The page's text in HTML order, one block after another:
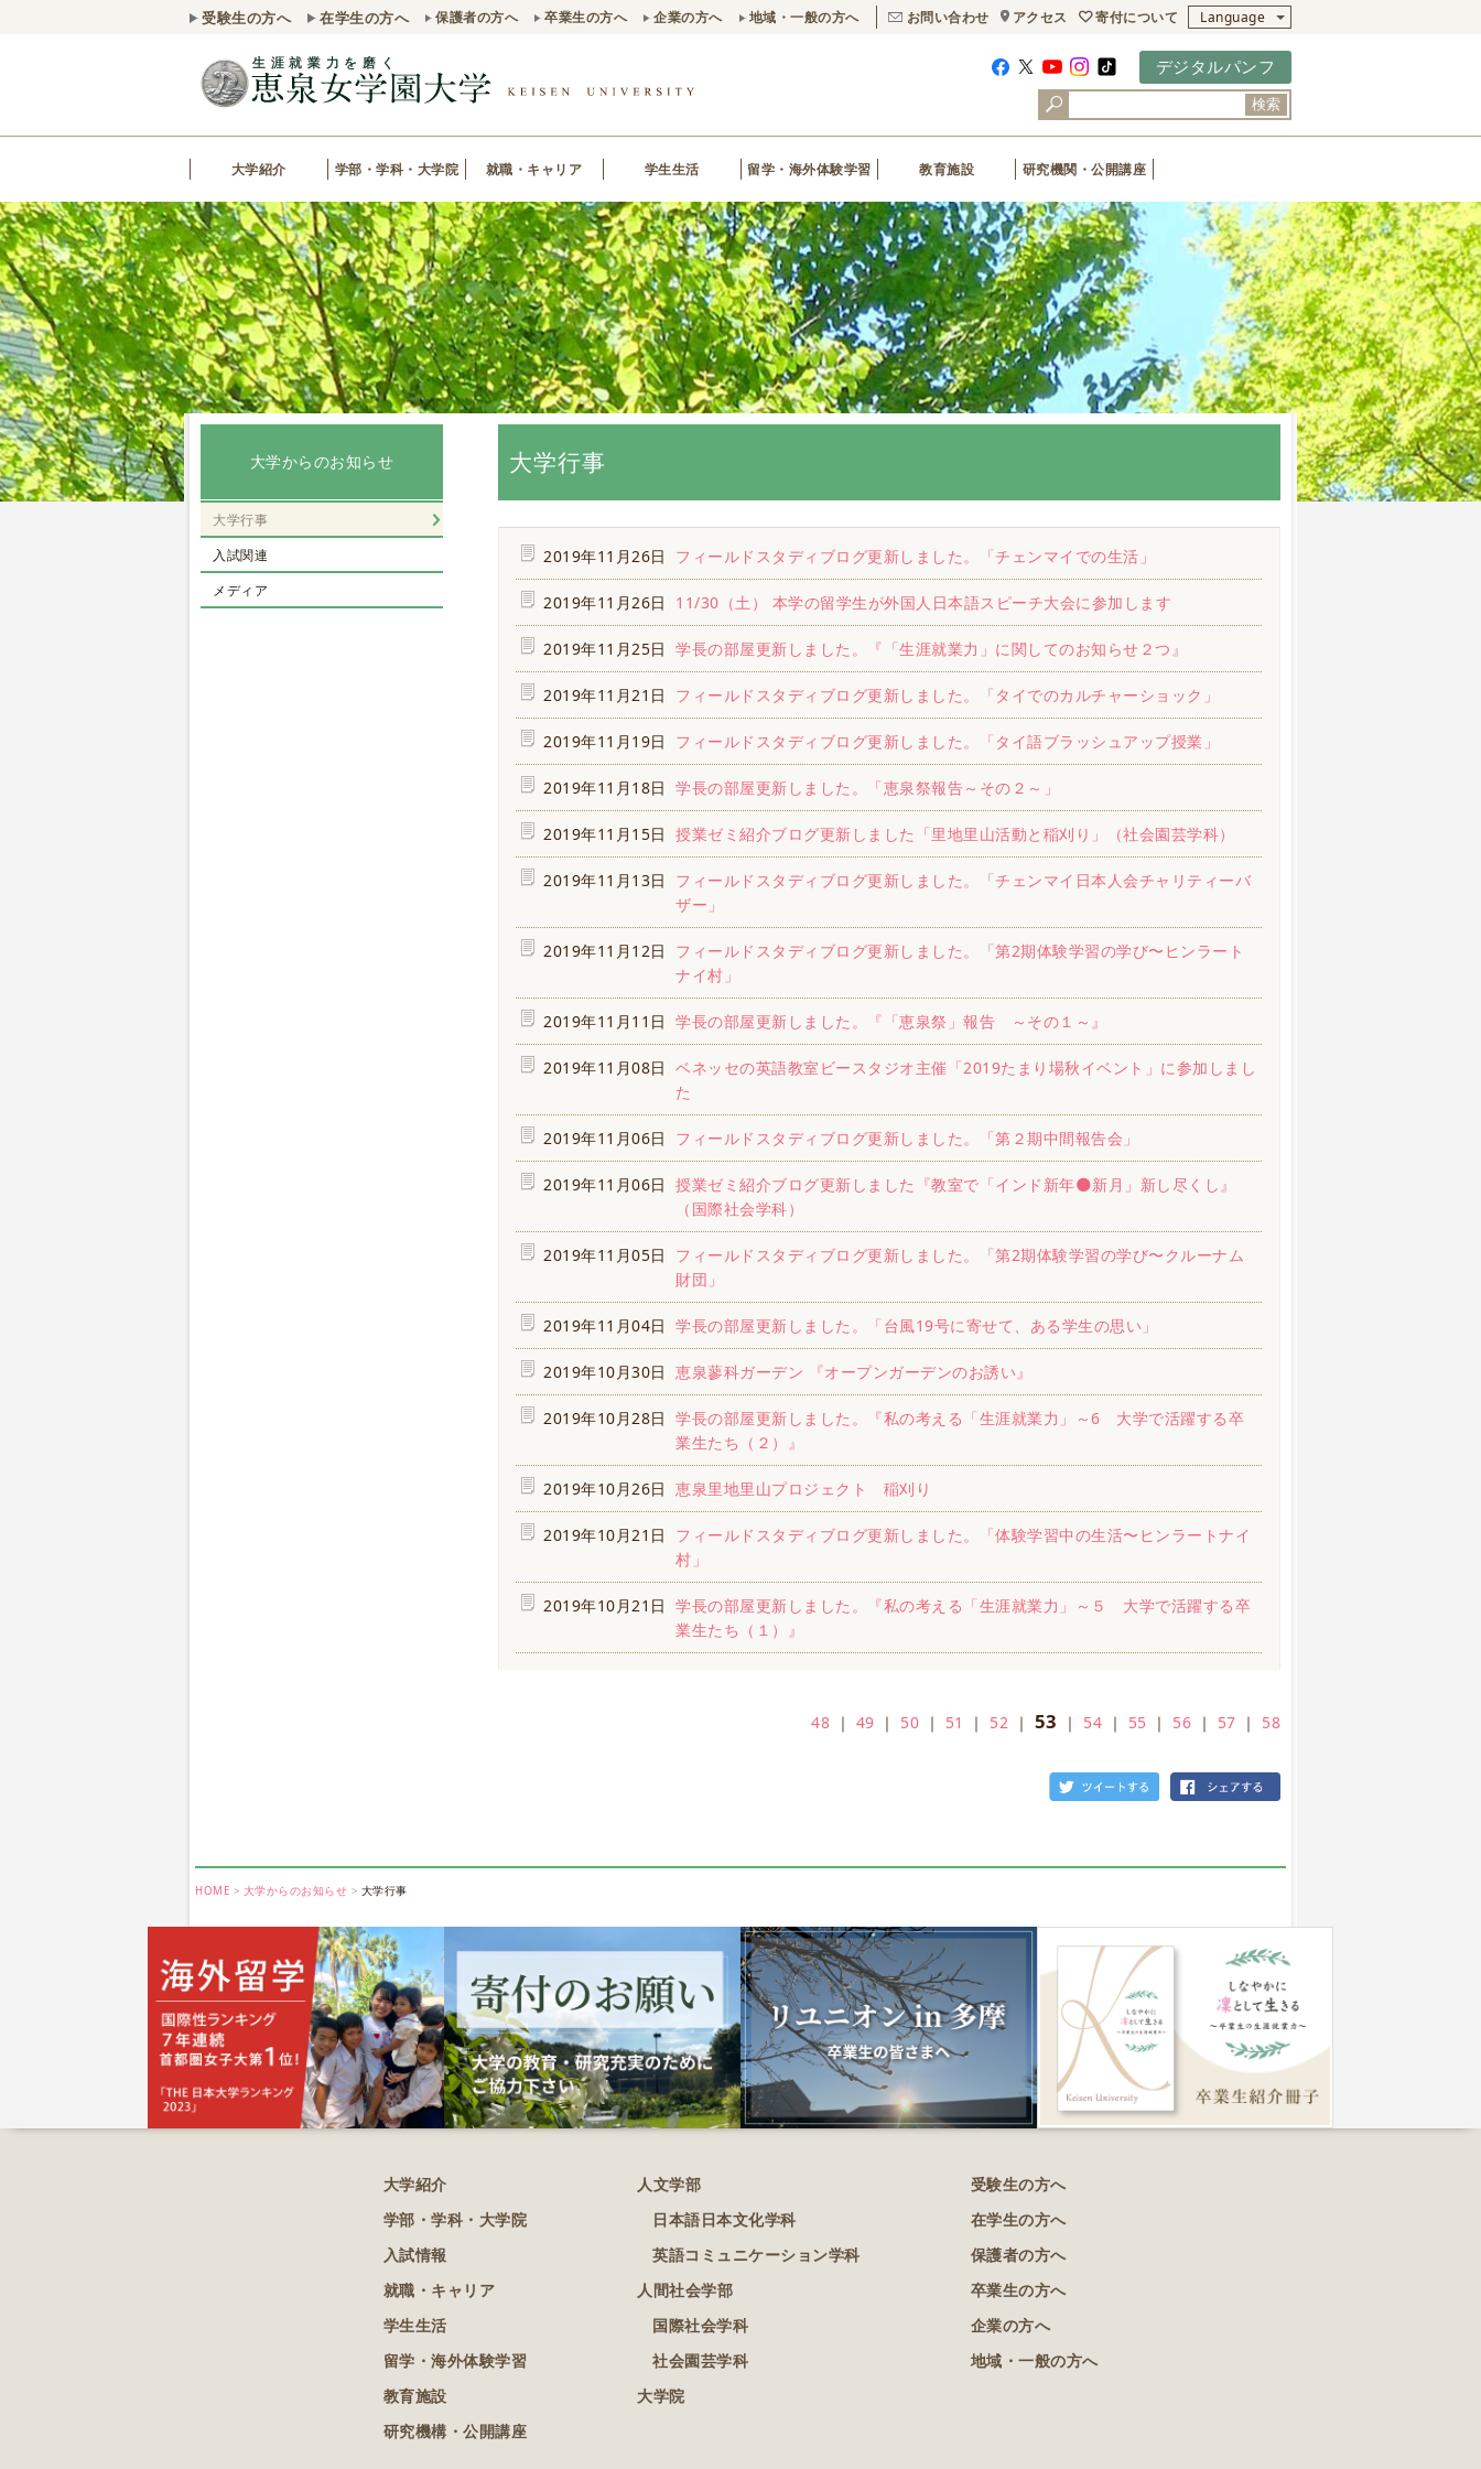
受験生の方へ 在学生の方へ 保護者の方へ 卒業生の方へ 企業の方へ 地域・一般の方へ お問い合わせ アクセス 寄付について Language
デジタルパンフ
検索
大学紹介 学部・学科・大学院 就職・キャリア 学生生活 留学・海外体験学習 教育施設 研究機関・公開講座
大学行事
2019年11月26日 フィールドスタディブログ更新しました。「チェンマイでの生活」
2019年11月26日 11/30（土） 本学の留学生が外国人日本語スピーチ大会に参加します
2019年11月25日 学長の部屋更新しました。『「生涯就業力」に関してのお知らせ２つ』
2019年11月21日 フィールドスタディブログ更新しました。「タイでのカルチャーショック」
2019年11月19日 フィールドスタディブログ更新しました。「タイ語ブラッシュアップ授業」
2019年11月18日 学長の部屋更新しました。「恵泉祭報告～その２～」
2019年11月15日 授業ゼミ紹介ブログ更新しました「里地里山活動と稲刈り」（社会園芸学科）
2019年11月13日
フィールドスタディブログ更新しました。「チェンマイ日本人会チャリティーバ
ザー」
2019年11月12日
フィールドスタディブログ更新しました。「第2期体験学習の学び〜ヒンラート
ナイ村」
2019年11月11日 学長の部屋更新しました。『「恵泉祭」報告 ～その１～』
2019年11月08日 ベネッセの英語教室ビースタジオ主催「2019たまり場秋イベント」に参加しまし
た
2019年11月06日 フィールドスタディブログ更新しました。「第２期中間報告会」
2019年11月06日 授業ゼミ紹介ブログ更新しました『教室で「インド新年🌑新月」新し尽くし』
（国際社会学科）
2019年11月05日
フィールドスタディブログ更新しました。「第2期体験学習の学び〜クルーナム
財団」
2019年11月04日 学長の部屋更新しました。「台風19号に寄せて、ある学生の思い」
2019年10月30日 恵泉蓼科ガーデン 『オープンガーデンのお誘い』
2019年10月28日 学長の部屋更新しました。『私の考える「生涯就業力」～6 大学で活躍する卒
業生たち（２）』
2019年10月26日 恵泉里地里山プロジェクト 稲刈り
2019年10月21日
フィールドスタディブログ更新しました。「体験学習中の生活〜ヒンラートナイ
村」
2019年10月21日 学長の部屋更新しました。『私の考える「生涯就業力」～５ 大学で活躍する卒
業生たち（１）』
48 ｜ 49 ｜ 50 ｜ 51 ｜ 52 ｜ 53 ｜ 54 ｜ 55 ｜ 56 ｜ 57 ｜ 58
大学からのお知らせ
大学行事
入試関連
メディア
HOME 大学からのお知らせ 大学行事
大学紹介
学部・学科・大学院
入試情報
就職・キャリア
学生生活
留学・海外体験学習
教育施設
研究機構・公開講座
人文学部
日本語日本文化学科
英語コミュニケーション学科
人間社会学部
国際社会学科
社会園芸学科
大学院
受験生の方へ
在学生の方へ
保護者の方へ
卒業生の方へ
企業の方へ
地域・一般の方へ